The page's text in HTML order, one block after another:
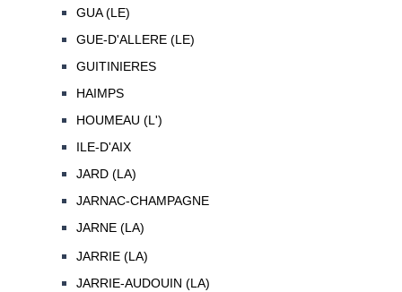
GUA (LE)
GUE-D'ALLERE (LE)
GUITINIERES
HAIMPS
HOUMEAU (L')
ILE-D'AIX
JARD (LA)
JARNAC-CHAMPAGNE
JARNE (LA)
JARRIE (LA)
JARRIE-AUDOUIN (LA)